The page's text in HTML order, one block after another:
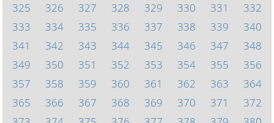
325
326 327 328 329 330 331
332
333
334 335 336 337 338 339
340
341
342 343 344 345 346 347
348
349
350 351 352 353 354 355
356
357
358 359 360 361 362 363
364
365
366 367 368 369 370 371
372